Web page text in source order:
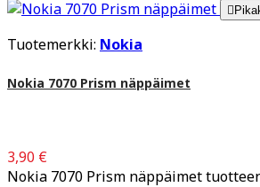

Tuotemerkki: Nokia
Nokia 7070 Prism näppäimet
3,90 €
Nokia 7070 Prism näppäimet